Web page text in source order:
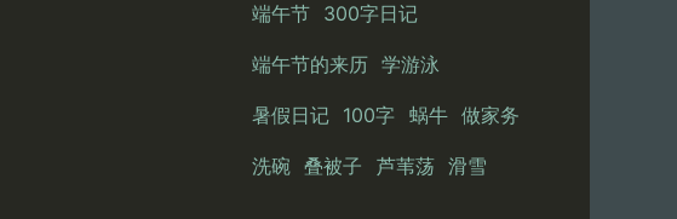
端午节 300字日记
端午节的来历 学游泳
暑假日记 100字 蜗牛 做家务
洗碗 叠被子 芦苇荡 滑雪